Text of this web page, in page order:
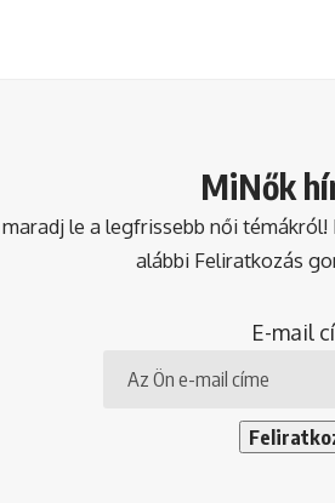
MiNők
le a legfrissebb női
alábbi Feliratkozás
E-mail